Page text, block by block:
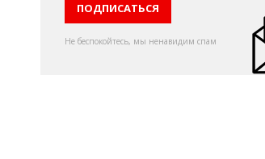
Не беспокойтесь, мы ненавидим спам